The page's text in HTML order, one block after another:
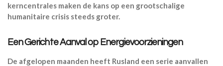
kerncentrales maken de kans op een grootschalige
humanitaire crisis steeds groter.
Een Gerichte Aanval op Energievoorzieningen
De afgelopen maanden heeft Rusland een serie aanvallen